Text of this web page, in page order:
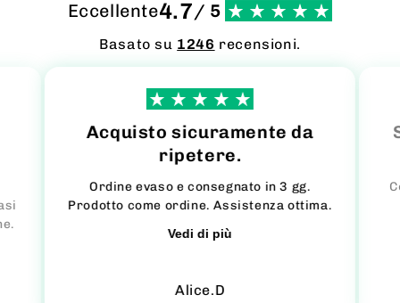
Eccellente4.7/ 5
Basato su 1246 recensioni.
Acquisto sicuramente da
ripetere.
Ordine evaso e consegnato in 3 gg.
Prodotto come ordine. Assistenza ottima.
Vedi di più
Alice.D